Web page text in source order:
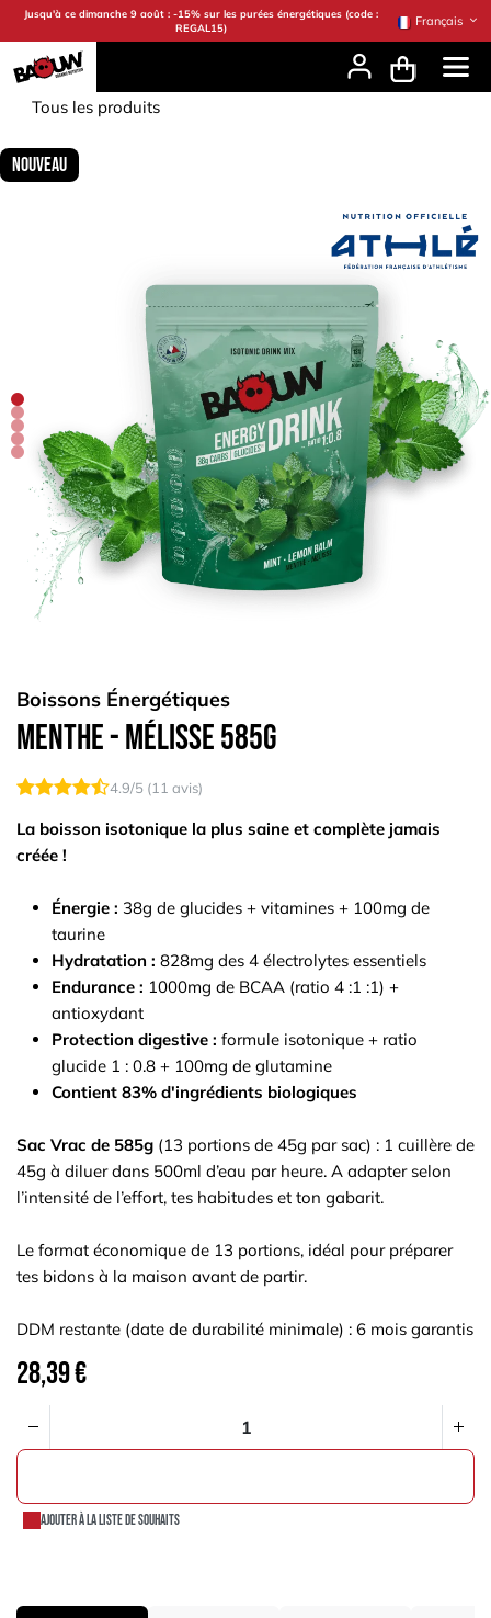
Se rendre au contenu
Jusqu'à ce dimanche 9 août : -15% sur les purées énergétiques (code :
REGAL15)
Français
Tous les produits
Nouveau
Boissons Énergétiques
Menthe - Mélisse 585g
4.9/5 (11 avis)
La boisson isotonique la plus saine et complète jamais
créée !
Énergie : 38g de glucides + vitamines + 100mg de
taurine
Hydratation : 828mg des 4 électrolytes essentiels
Endurance : 1000mg de BCAA (ratio 4 :1 :1) +
antioxydant
Protection digestive : formule isotonique + ratio
glucide 1 : 0.8 + 100mg de glutamine
Contient 83% d'ingrédients biologiques
Sac Vrac de 585g (13 portions de 45g par sac) : 1 cuillère de
45g à diluer dans 500ml d’eau par heure. A adapter selon
l’intensité de l’effort, tes habitudes et ton gabarit.
Le format économique de 13 portions, idéal pour préparer
tes bidons à la maison avant de partir.
DDM restante (date de durabilité minimale) : 6 mois garantis
28,39€
Ajouter à la liste de souhaits